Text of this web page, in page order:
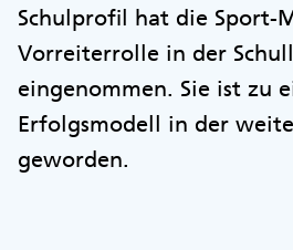
Schulprofil hat die Sport-
Vorreiterrolle in der
eingenommen. Sie ist zu
Erfolgsmodell in der
geworden.